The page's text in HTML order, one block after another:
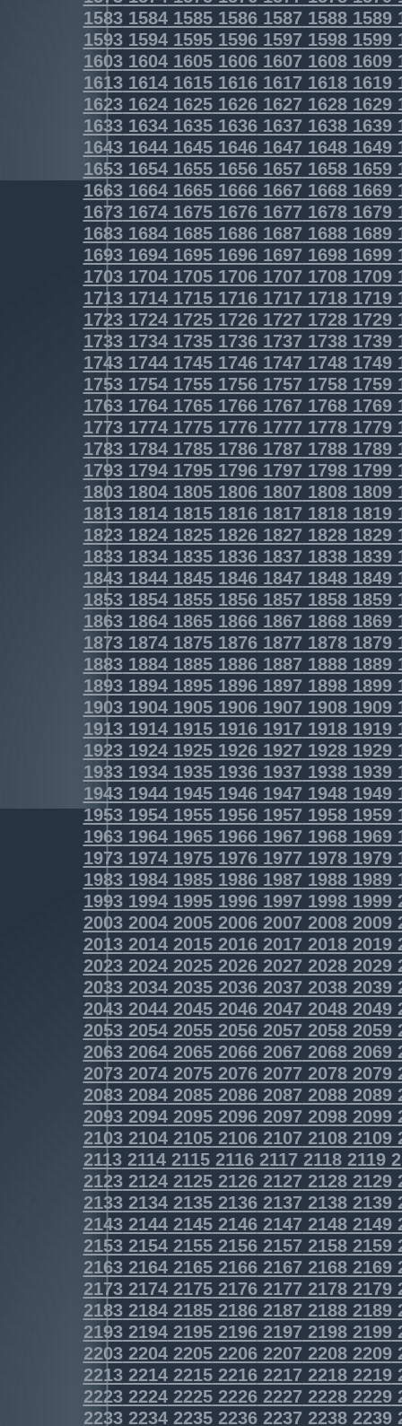
1583158415851586158715881589
1593159415951596159715981599
1603160416051606160716081609
1613161416151616161716181619
1623162416251626162716281629
1633163416351636163716381639
1643164416451646164716481649
1653165416551656165716581659
1663166416651666166716681669
1673167416751676167716781679
1683168416851686168716881689
1693169416951696169716981699
1703170417051706170717081709
1713171417151716171717181719
1723172417251726172717281729
1733173417351736173717381739
1743174417451746174717481749
1753175417551756175717581759
1763176417651766176717681769
1773177417751776177717781779
1783178417851786178717881789
1793179417951796179717981799
1803180418051806180718081809
1813181418151816181718181819
1823182418251826182718281829
1833183418351836183718381839
1843184418451846184718481849
1853185418551856185718581859
1863186418651866186718681869
1873187418751876187718781879
1883188418851886188718881889
1893189418951896189718981899
1903190419051906190719081909
1913191419151916191719181919
1923192419251926192719281929
1933193419351936193719381939
1943194419451946194719481949
1953195419551956195719581959
1963196419651966196719681969
1973197419751976197719781979
1983198419851986198719881989
1993199419951996199719981999
2003200420052006200720082009
2013201420152016201720182019
2023202420252026202720282029
2033203420352036203720382039
2043204420452046204720482049
2053205420552056205720582059
2063206420652066206720682069
2073207420752076207720782079
2083208420852086208720882089
2093209420952096209720982099
2103210421052106210721082109
2113211421152116211721182119
2123212421252126212721282129
2133213421352136213721382139
2143214421452146214721482149
2153215421552156215721582159
2163216421652166216721682169
2173217421752176217721782179
2183218421852186218721882189
2193219421952196219721982199
2203220422052206220722082209
2213221422152216221722182219
2223222422252226222722282229
2233223422352236223722382239